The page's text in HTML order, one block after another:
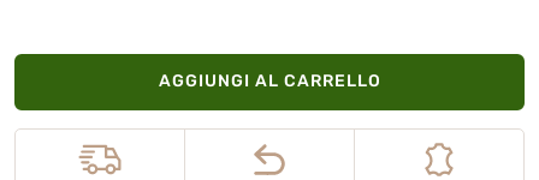
AGGIUNGI AL CARRELLO